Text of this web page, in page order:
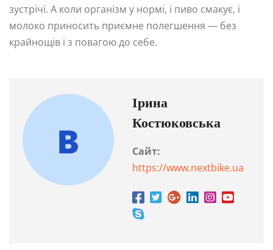
зустрічі. А коли організм у нормі, і пиво смакує, і
молоко приносить приємне полегшення — без
крайнощів і з повагою до себе.
Ірина
Костюковська
Сайт:
https://www.nextbike.ua